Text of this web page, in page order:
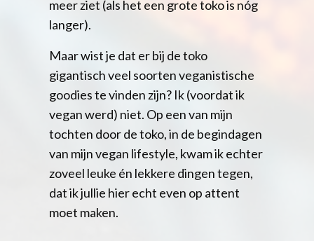
meer ziet (als het een grote toko is nóg
langer).
Maar wist je dat er bij de toko
gigantisch veel soorten veganistische
goodies te vinden zijn? Ik (voordat ik
vegan werd) niet. Op een van mijn
tochten door de toko, in de begindagen
van mijn vegan lifestyle, kwam ik echter
zoveel leuke én lekkere dingen tegen,
dat ik jullie hier echt even op attent
moet maken.